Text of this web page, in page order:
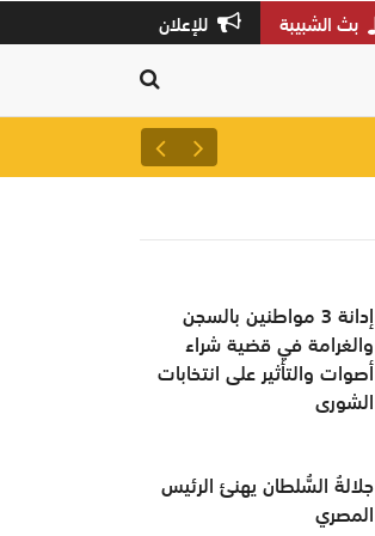
بث الشبيبة للإعلان
إدانة 3 مواطنين بالسجن
والغرامة في قضية شراء
أصوات والتأثير على انتخابات
الشورى
جلالةُ السُّلطان يهنئ الرئيس
المصري